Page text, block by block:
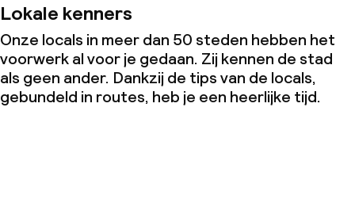
Lokale kenners
Onze locals in meer dan 50 steden hebben het
voorwerk al voor je gedaan. Zij kennen de stad
als geen ander. Dankzij de tips van de locals,
gebundeld in routes, heb je een heerlijke tijd.